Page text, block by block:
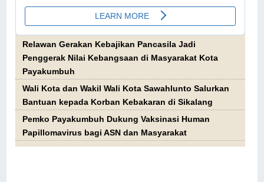
Relawan Gerakan Kebajikan Pancasila Jadi
Penggerak Nilai Kebangsaan di Masyarakat Kota
Payakumbuh
Wali Kota dan Wakil Wali Kota Sawahlunto Salurkan
Bantuan kepada Korban Kebakaran di Sikalang
Pemko Payakumbuh Dukung Vaksinasi Human
Papillomavirus bagi ASN dan Masyarakat